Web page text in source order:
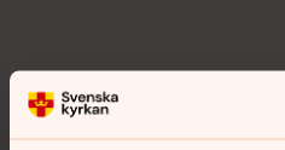
Jag är intresserad av att bidra